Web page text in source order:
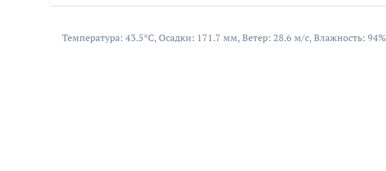
Температура: 43.5°C, Осадки: 171.7 мм, Ветер: 28.6 м/с, Влажность: 94%